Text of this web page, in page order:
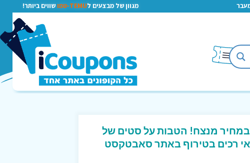
מגוון של מבצעים לTEMU-טמו שווים ביותר!
מנצח! הטבות על סטים של
רכים בטירוף באתר סאבטקסט